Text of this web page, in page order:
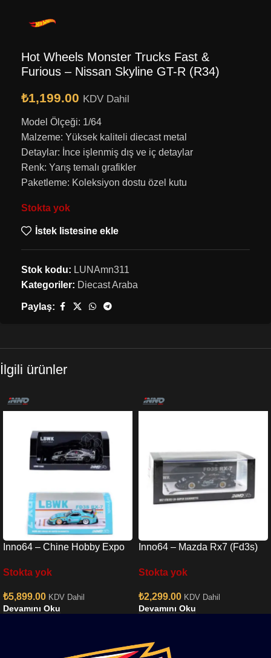
Hot Wheels Monster Trucks Fast &
Furious – Nissan Skyline GT-R (R34)
₺1,199.00 KDV Dahil
Model Ölçeği: 1/64
Malzeme: Yüksek kaliteli diecast metal
Detaylar: İnce işlenmiş dış ve iç detaylar
Renk: Yarış temalı grafikler
Paketleme: Koleksiyon dostu özel kutu
Stokta yok
İstek listesine ekle
Stok kodu: LUNAmn311
Kategoriler: Diecast Araba
Paylaş:
İlgili ürünler
Inno64 – Chine Hobby Expo
Stokta yok
₺5,899.00 KDV Dahil
Devamını Oku
Inno64 – Mazda Rx7 (Fd3s)
lbwk-rx7-01
Stokta yok
₺2,299.00 KDV Dahil
Devamını Oku